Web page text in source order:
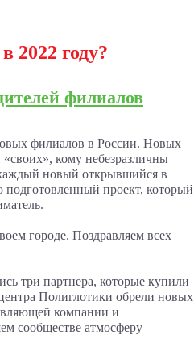
2022 году?
филиалов
филиалов в России. Новых
кому небезразличны
новый открывшийся в
подготовленный проект, который
городе. Поздравляем всех
три партнера, которые купили
Полиглотики обрели новых
компании и
сообществе атмосферу